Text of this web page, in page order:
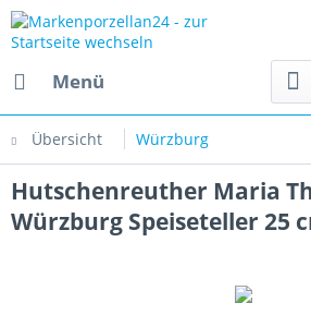
Menü
Übersicht Würzburg
Hutschenreuther Maria
Würzburg Speiseteller 25